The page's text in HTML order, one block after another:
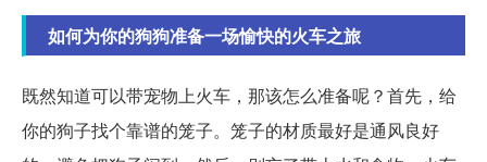
如何为你的狗狗准备一场愉快的火车之旅
既然知道可以带宠物上火车，那该怎么准备呢？首先，给
你的狗子找个靠谱的笼子。笼子的材质最好是通风良好